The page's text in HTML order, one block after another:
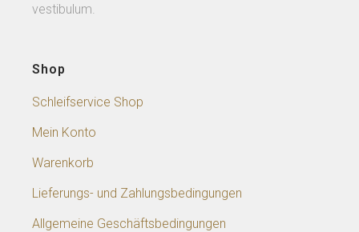
vestibulum.
Shop
Schleifservice Shop
Mein Konto
Warenkorb
Lieferungs- und Zahlungsbedingungen
Allgemeine Geschäftsbedingungen